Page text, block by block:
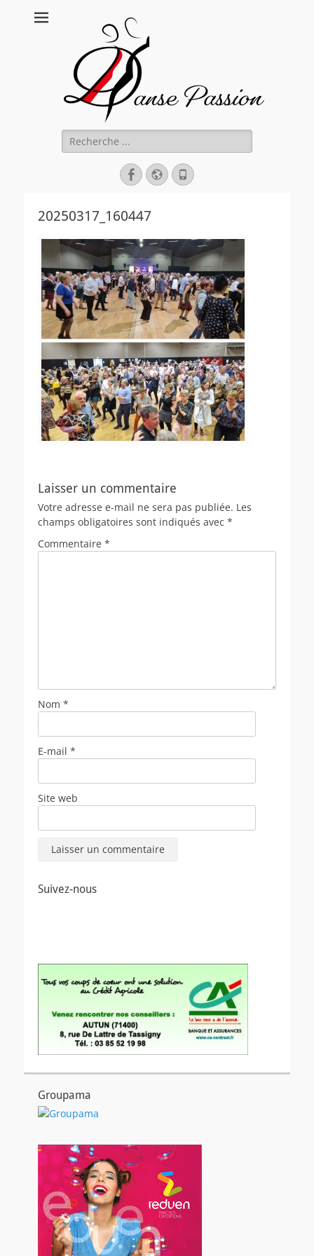
Rechercher :
Facebook
Site
web
Tél
20250317_160447
Laisser un commentaire
Votre adresse e-mail ne sera pas publiée. Les
champs obligatoires sont indiqués avec *
Commentaire *
Nom *
E-mail *
Site web
Suivez-nous
Groupama